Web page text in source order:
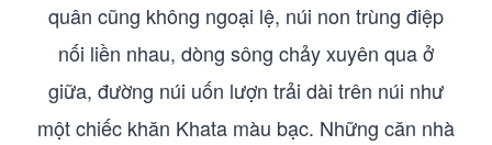
quân cũng không ngoại lệ, núi non trùng điệp
nối liền nhau, dòng sông chảy xuyên qua ở
giữa, đường núi uốn lượn trải dài trên núi như
một chiếc khăn Khata màu bạc. Những căn nhà